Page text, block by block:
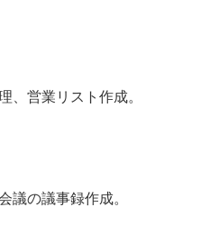
、営業リスト作成。
議の議事録作成。